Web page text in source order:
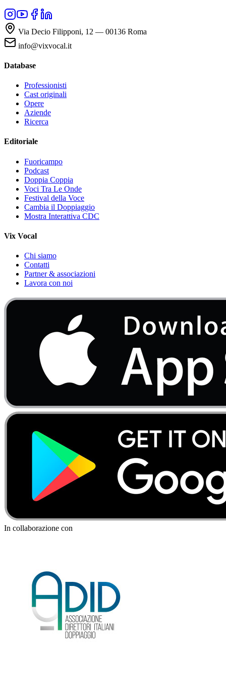
Via Decio Filipponi, 12 — 00136 Roma
info@vixvocal.it
Database
Professionisti
Cast originali
Opere
Aziende
Ricerca
Editoriale
Fuoricampo
Podcast
Doppia Coppia
Voci Tra Le Onde
Festival della Voce
Cambia il Doppiaggio
Mostra Interattiva CDC
Vix Vocal
Chi siamo
Contatti
Partner & associazioni
Lavora con noi
In collaborazione con